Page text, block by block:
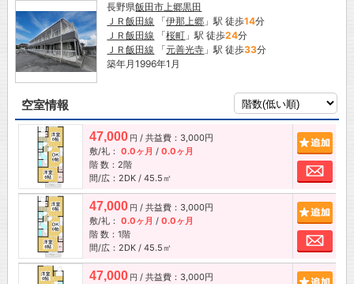
長野県飯田市上郷黒田
ＪＲ飯田線 「伊那上郷 」駅 徒歩14分
ＪＲ飯田線 「桜町 」駅 徒歩24分
ＪＲ飯田線 「元善光寺 」駅 徒歩33分
築年月1996年1月
空室情報
47,000 円 / 共益費：3,000円
敷/礼： 0.0ヶ月 / 0.0ヶ月
階 数：2階
間/広：2DK / 45.5㎡
お
47,000 円 / 共益費：3,000円
敷/礼： 0.0ヶ月 / 0.0ヶ月
階 数：1階
間/広：2DK / 45.5㎡
お
47,000 円 / 共益費：3,000円